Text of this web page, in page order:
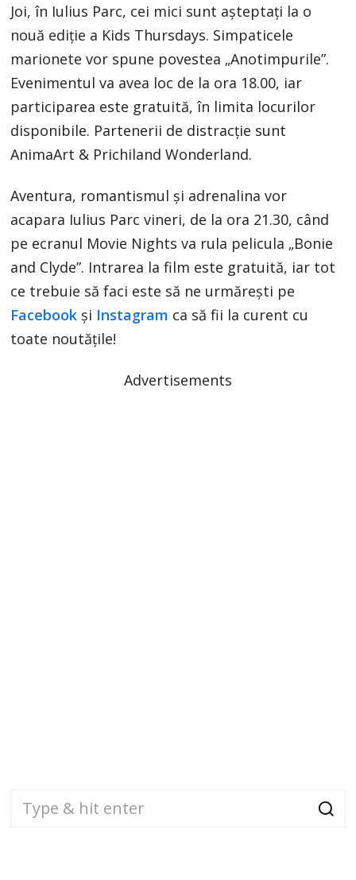
Joi, în Iulius Parc, cei mici sunt așteptați la o
nouă ediție a Kids Thursdays. Simpaticele
marionete vor spune povestea „Anotimpurile”.
Evenimentul va avea loc de la ora 18.00, iar
participarea este gratuită, în limita locurilor
disponibile. Partenerii de distracție sunt
AnimaArt & Prichiland Wonderland.
Aventura, romantismul și adrenalina vor
acapara Iulius Parc vineri, de la ora 21.30, când
pe ecranul Movie Nights va rula pelicula „Bonie
and Clyde”. Intrarea la film este gratuită, iar tot
ce trebuie să faci este să ne urmărești pe
Facebook și Instagram ca să fii la curent cu
toate noutățile!
Advertisements